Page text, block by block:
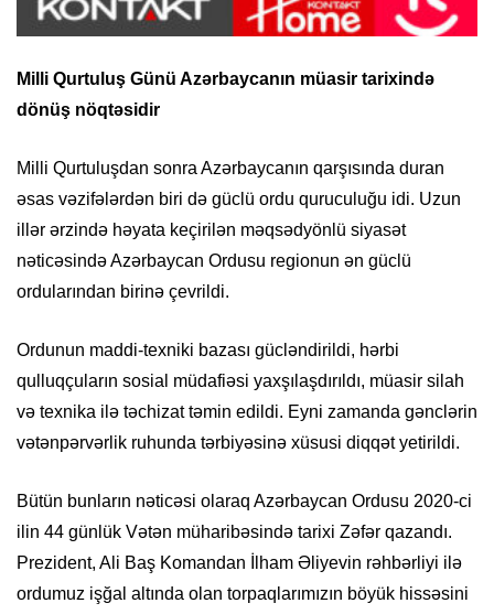
Milli Qurtuluş Günü Azərbaycanın müasir tarixində
dönüş nöqtəsidir
Milli Qurtuluşdan sonra Azərbaycanın qarşısında duran
əsas vəzifələrdən biri də güclü ordu quruculuğu idi. Uzun
illər ərzində həyata keçirilən məqsədyönlü siyasət
nəticəsində Azərbaycan Ordusu regionun ən güclü
ordularından birinə çevrildi.
Ordunun maddi-texniki bazası gücləndirildi, hərbi
qulluqçuların sosial müdafiəsi yaxşılaşdırıldı, müasir silah
və texnika ilə təchizat təmin edildi. Eyni zamanda gənclərin
vətənpərvərlik ruhunda tərbiyəsinə xüsusi diqqət yetirildi.
Bütün bunların nəticəsi olaraq Azərbaycan Ordusu 2020-ci
ilin 44 günlük Vətən müharibəsində tarixi Zəfər qazandı.
Prezident, Ali Baş Komandan İlham Əliyevin rəhbərliyi ilə
ordumuz işğal altında olan torpaqlarımızın böyük hissəsini